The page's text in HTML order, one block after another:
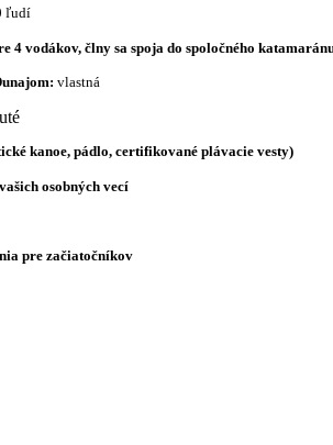
ľudí
4 vodákov, člny sa spoja do spoločného
vlastná
kanoe, pádlo, certifikované plávacie vesty)
osobných vecí
pre začiatočníkov